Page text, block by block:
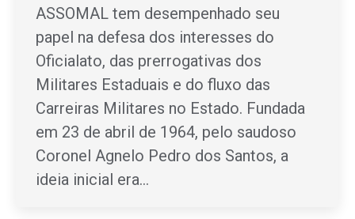
ASSOMAL tem desempenhado seu
papel na defesa dos interesses do
Oficialato, das prerrogativas dos
Militares Estaduais e do fluxo das
Carreiras Militares no Estado. Fundada
em 23 de abril de 1964, pelo saudoso
Coronel Agnelo Pedro dos Santos, a
ideia inicial era…